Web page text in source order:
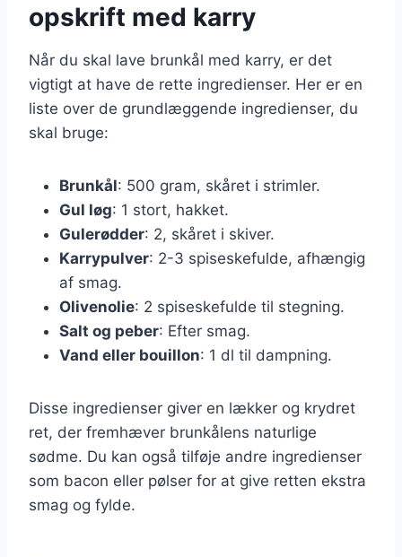
opskrift med karry
Når du skal lave brunkål med karry, er det
vigtigt at have de rette ingredienser. Her er en
liste over de grundlæggende ingredienser, du
skal bruge:
Brunkål: 500 gram, skåret i strimler.
Gul løg: 1 stort, hakket.
Gulerødder: 2, skåret i skiver.
Karrypulver: 2-3 spiseskefulde, afhængig
af smag.
Olivenolie: 2 spiseskefulde til stegning.
Salt og peber: Efter smag.
Vand eller bouillon: 1 dl til dampning.
Disse ingredienser giver en lækker og krydret
ret, der fremhæver brunkålens naturlige
sødme. Du kan også tilføje andre ingredienser
som bacon eller pølser for at give retten ekstra
smag og fylde.